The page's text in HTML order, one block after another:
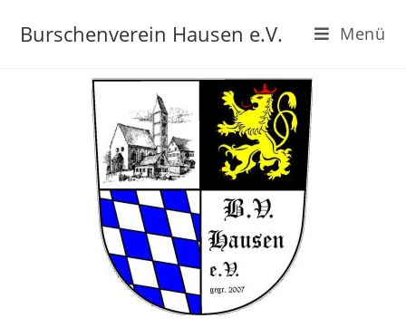
Burschenverein Hausen e.V. Menü